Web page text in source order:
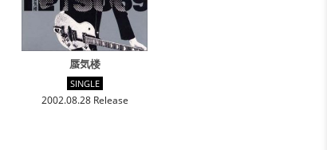
蜃気楼
SINGLE
2002.08.28 Release